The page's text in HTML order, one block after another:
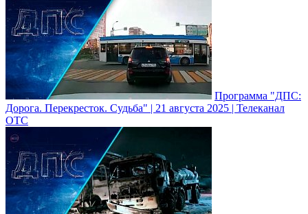
Программа "ДПС:
Дорога. Перекресток. Судьба" | 21 августа 2025 | Телеканал
ОТС